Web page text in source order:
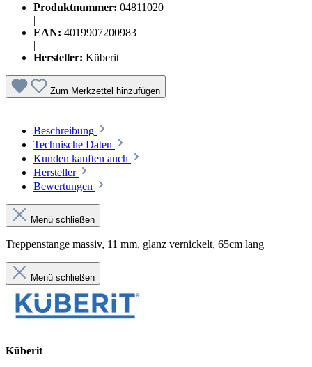
Produktnummer: 04811020
|
EAN: 4019907200983
|
Hersteller: Küberit
Zum Merkzettel hinzufügen
Beschreibung
Technische Daten
Kunden kauften auch
Hersteller
Bewertungen
Menü schließen
Treppenstange massiv, 11 mm, glanz vernickelt, 65cm lang
Menü schließen
Küberit